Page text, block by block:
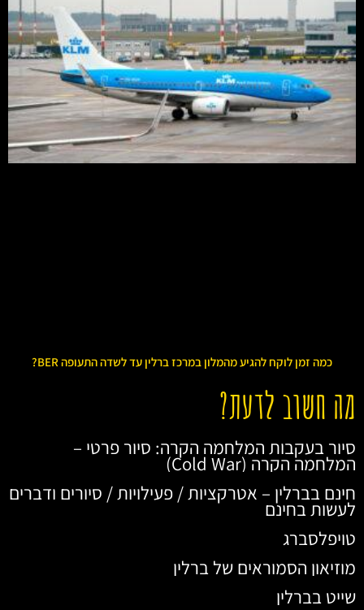
כמה זמן לוקח להגיע מהמלון במרכז ברלין עד לשדה התעופה BER?
מה חשוב לדעת?
סיור בעקבות המלחמה הקרה: סיור פרטי –
המלחמה הקרה (Cold War)
חינם בברלין – אטרקציות / פעילויות / סיורים ודברים
לעשות בחינם
טויפלסברג
מוזיאון הסמוראים של ברלין
שייט בברלין